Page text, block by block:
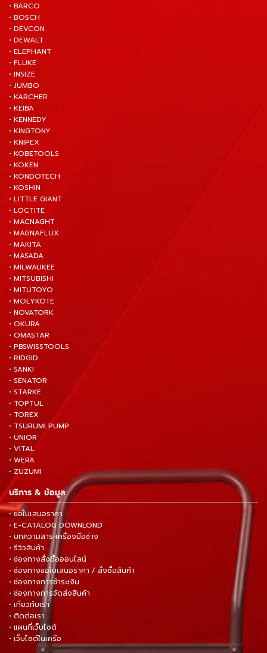
• BARCO
• BOSCH
• DEVCON
• DEWALT
• ELEPHANT
• FLUKE
• INSIZE
• JUMBO
• KARCHER
• KEIBA
• KENNEDY
• KINGTONY
• KNIPEX
• KOBETOOLS
• KOKEN
• KONDOTECH
• KOSHIN
• LITTLE GIANT
• LOCTITE
• MACNAGHT
• MAGNAFLUX
• MAKITA
• MASADA
• MILWAUKEE
• MITSUBISHI
• MITUTOYO
• MOLYKOTE
• NOVATORK
• OKURA
• OMASTAR
• PBSWISSTOOLS
• RIDGID
• SANKI
• SENATOR
• STARKE
• TOPTUL
• TOREX
• TSURUMI PUMP
• UNIOR
• VITAL
• WERA
• ZUZUMI
บริการ & ข้อมูล
• ขอใบเสนอราคา
• E-CATALOG DOWNLOND
• บทความสาระเครื่องมือช่าง
• รีวิวสินค้า
• ช่องทางสั่งซื้อออนไลน์
• ช่องทางขอใบเสนอราคา / สั่งซื้อสินค้า
• ช่องทางการชำระเงิน
• ช่องทางการจัดส่งสินค้า
• เกี่ยวกับเรา
• ติดต่อเรา
• แผนที่เว็บไซต์
• เว็บไซต์ในเครือ